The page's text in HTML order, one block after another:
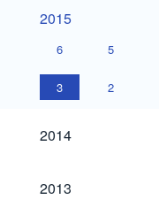
2015
2015
6 5
3 2
2014
2014
2013
2013